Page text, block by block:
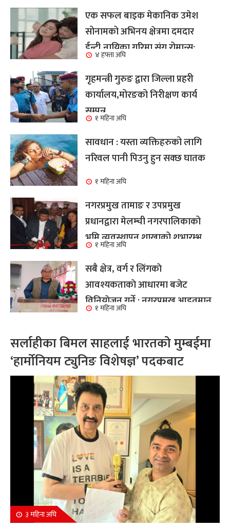
एक सफल बाइक मेकानिक उमेश
सोनामको अभिनय क्षेत्रमा दमदार
ईन्ट्री,नायिका गरिमा संग रोमान्स:
हेर्नुहोस भिडियो ।
४ हफ्ता अघि
गृहमन्त्री गुरुङ द्वारा जिल्ला प्रहरी
कार्यालय,मोरङको निरीक्षण कार्य
सम्पन्न१ महिना अघि
सावधान : यस्ता व्यक्तिहरुको लागि
नरिवल पानी पिउनु हुन सक्छ घातक
१ महिना अघि
नगरप्रमुख तामाङ र उपप्रमुख
प्रधानद्वारा मेलम्ची नगरपालिकाको
भूमि व्यवस्थापन शाखाको शुभारम्भ
कार्य सम्पन्न
१ महिना अघि
सबै क्षेत्र, वर्ग र लिंगकाे
आवश्यकताकाे आधारमा बजेट
विनियाेजन गर्ने : नगरप्रमुख आइतमान
तामाङ
१ महिना अघि
सर्लाहीका बिमल साहलाई भारतको मुम्बईमा
‘हार्मोनियम ट्युनिङ विशेषज्ञ’ पदकबाट
सम्मानित
३ महिना अघि